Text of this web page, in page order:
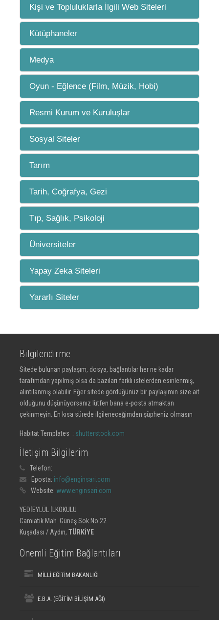
Kişi ve Topluluklarla İlgili Web Siteleri
Kütüphaneler
Medya
Oyun - Eğlence (Film, Müzik, Hobi)
Resmi Kurum ve Kuruluşlar
Sosyal Siteler
Tarım
Tarih, Coğrafya, Gezi
Tıp, Sağlık, Psikoloji
Üniversiteler
Yapay Zeka Siteleri
Yararlı Siteler
Bilgilendirme
Sitede bulunan paylaşım, dosya, bağlantılar her ne kadar
tarafımdan yapılmış olsa da bazıları farklı istelerden esinlenmiş,
alıntılanmış olabilir. Eğer sitede gördüğünüz bir paylaşımın size ait
olduğunu düşünüyorsanız lütfen bana e-posta atmaktan
çekinmeyin. En kısa sürede ilgileneceğimden şüpheniz olmasın
Habitat Templates : shutterstock.com
İletişim Bilgilerim
Telefon:
Eposta: info@enginsari.com
Website: www.enginsari.com
YEDİEYLÜL İLKOKULU
Camiatik Mah. Güneş Sok.No:22
Kuşadası / Aydın, TÜRKİYE
Önemli Eğitim Bağlantıları
MİLLİ EĞİTİM BAKANLIĞI
E.B.A. (EĞİTİM BİLİŞİM AĞI)